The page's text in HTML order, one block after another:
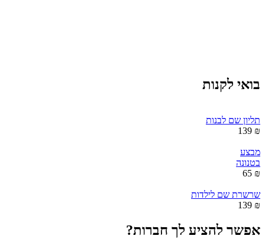
בואי לקנות
תליון שם לבנות
₪ 139
מבצע
בטנונה
₪ 65
שרשרת שם לילדות
₪ 139
אפשר להציע לך חברות?